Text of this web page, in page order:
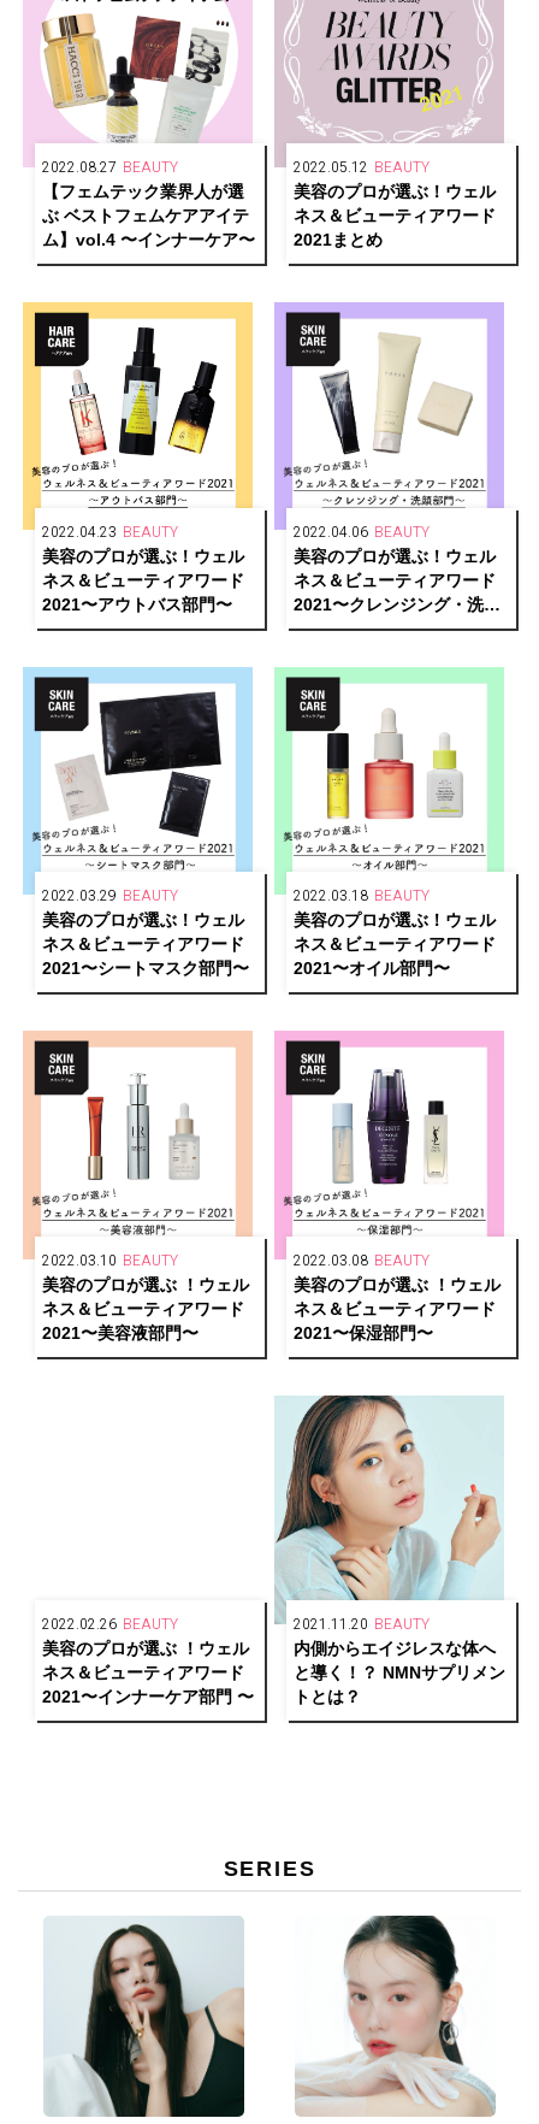
2022.08.27 BEAUTY
【フェムテック業界人が選
ぶ ベストフェムケアアイテ
ム】vol.4 〜インナーケア〜
2022.05.12 BEAUTY
美容のプロが選ぶ！ウェル
ネス＆ビューティアワード
2021まとめ
2022.04.23 BEAUTY
美容のプロが選ぶ！ウェル
ネス＆ビューティアワード
2021〜アウトバス部門〜
2022.04.06 BEAUTY
美容のプロが選ぶ！ウェル
ネス＆ビューティアワード
2021〜クレンジング・洗顔
部門〜
2022.03.29 BEAUTY
美容のプロが選ぶ！ウェル
ネス＆ビューティアワード
2021〜シートマスク部門〜
2022.03.18 BEAUTY
美容のプロが選ぶ！ウェル
ネス＆ビューティアワード
2021〜オイル部門〜
2022.03.10 BEAUTY
美容のプロが選ぶ ！ウェル
ネス＆ビューティアワード
2021〜美容液部門〜
2022.03.08 BEAUTY
美容のプロが選ぶ ！ウェル
ネス＆ビューティアワード
2021〜保湿部門〜
2022.02.26 BEAUTY
美容のプロが選ぶ ！ウェル
ネス＆ビューティアワード
2021〜インナーケア部門 〜
2021.11.20 BEAUTY
内側からエイジレスな体へ
と導く！？ NMNサプリメン
トとは？
SERIES